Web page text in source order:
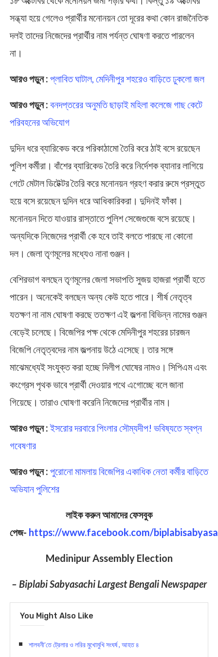
সন্ধ্যা হয়ে গেলেও প্রার্থীর মনোনয়ন তো দূরের কথা কোন রাজনৈতিক
দলই তাদের নিজেদের প্রার্থীর নাম পর্যন্ত ঘোষণা করতে পারলেন
না।
আরও পড়ুন : প্লাবিত ঘাটাল, মেদিনীপুর শহরেও বাড়িতে ঢুকলো জল
আরও পড়ুন : বনদপ্তরের অনুমতি ছাড়াই মহিলা কলেজে গাছ কেটে
পরিবহনের অভিযোগ
দুদিন ধরে ব্যারিকেড করে পরিকাঠামো তৈরি করে ঠাই বসে রয়েছেন
পুলিশ কর্মীরা। বাঁশের ব্যারিকেড তৈরি করে নির্দেশক ব্যানার লাগিয়ে
গেটে মেটাল ডিটেক্টর তৈরি করে মনোনয়ন গ্রহণ করার রুমে প্রস্তুত
হয়ে বসে রয়েছেন দুদিন ধরে আধিকারিকরা। দুদিনই ফাঁকা।
মনোনয়ন দিতে যাওয়ার রাস্তাতে পুলিশ সেজেগুজে বসে রয়েছে।
অন্যদিকে নিজেদের প্রার্থী কে হবে তাই বলতে পারছে না কোনো
দল। জেলা তৃণমূলের মধ্যেও নানা গুঞ্জন।
বেশিরভাগ বলছেন তৃণমূলের জেলা সভাপতি সুজয় হাজরা প্রার্থী হতে
পারেন। অনেকেই বলছেন অন্য কেউ হতে পারে। শীর্ষ নেতৃত্ব
যতক্ষণ না নাম ঘোষণা করছে ততক্ষণ এই জল্পনা বিভিন্ন নামের গুঞ্জন
বেড়েই চলেছে। বিজেপির পক্ষ থেকে মেদিনীপুর শহরের চারজন
বিজেপি নেতৃত্বদের নাম জল্পনায় উঠে এসেছে। তার সঙ্গে
মাঝেমধ্যেই সংযুক্ত করা হচ্ছে দিলীপ ঘোষের নামও। সিপিএম এবং
কংগ্রেস পৃথক ভাবে প্রার্থী দেওয়ার পথে এগোচ্ছে বলে জানা
গিয়েছে। তারাও ঘোষণা করেনি নিজেদের প্রার্থীর নাম।
আরও পড়ুন : ইসরোর দরবারে পিংলার সৌম্যদীপ! ভবিষ্যতে স্বপ্ন
গবেষণার
আরও পড়ুন : পুরোনো মামলায় বিজেপির একাধিক নেতা কর্মীর বাড়িতে
অভিযান পুলিশের
লাইক করুন আমাদের ফেসবুক
পেজ- https://www.facebook.com/
Medinipur Assembly Election
– Biplabi Sabyasachi Largest Bengali Newspaper
You Might Also Like
শালবনী’তে ট্রেলার ও লরির মুখোমুখি সংঘর্ষ , আহত ৪